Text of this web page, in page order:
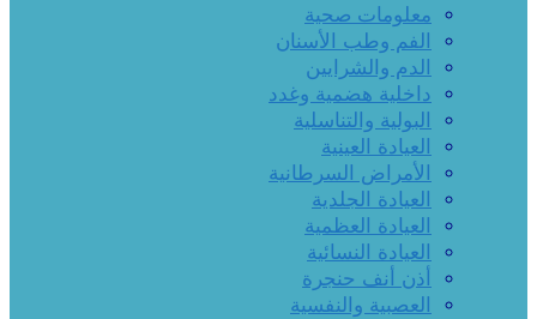
معلومات صحية
الفم وطب الأسنان
الدم والشرايين
داخلية هضمية وغدد
البولية والتناسلية
العيادة العينية
الأمراض السرطانية
العيادة الجلدية
العيادة العظمية
العيادة النسائية
أذن أنف حنجرة
العصبية والنفسية